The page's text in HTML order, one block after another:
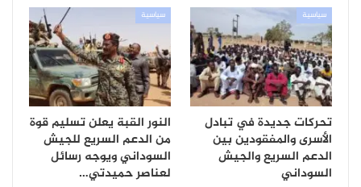
سياسية
تحركات جديدة في تبادل
الأسرى والمفقودين بين
الدعم السريع والجيش
السوداني
سياسية
النور القبة يعلن تسليم قوة
من الدعم السريع للجيش
السوداني ويوجه رسائل
لعناصر حميدتي…